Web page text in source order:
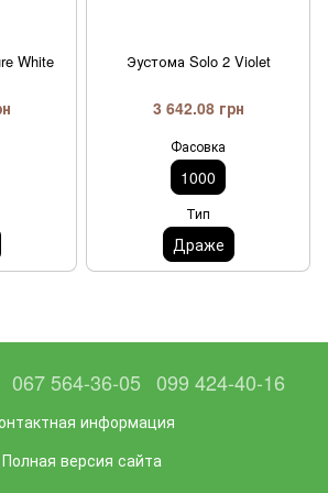
White Эустома Solo 2 Violet
3 642.08 грн
Фасовка
1000
Тип
Драже
067 564-36-05 099 424-40-16
информация
Полная версия сайта